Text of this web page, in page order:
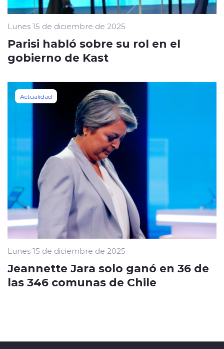
Lunes 15 de diciembre de 2025
Parisi habló sobre su rol en el
gobierno de Kast
Actualidad
Lunes 15 de diciembre de 2025
Jeannette Jara solo ganó en 36 de
las 346 comunas de Chile